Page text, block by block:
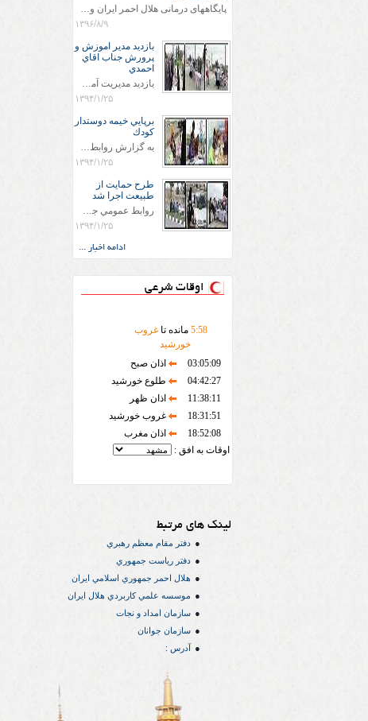
پایگاههای درمانی هلال احمر ایران وویزه اربعین حسینی
۱۳۹۶/۸/۹
بازديد مدير اموزش و
پرورش جناب اقاي
احمدي
بازديد مديريت آموزش و پروش جناب اقاي احمدي به همراه اعضاي ستاد اسكان آموزش و پروش شهرستان سرخس در ساعت 11:30 در مورخه 11/1/1394 صورت گرفت و مسئولین با حضور در پست مسافرين نوروزی كه جمعیت هلال احمر شهرستان از نزدیک در جریان روند اجرای طرح های قرار گرفتند .
۱۳۹۴/۱/۲۵
برپايي خيمه دوستدار
كودك
به گزارش روابط عمومي جمعيت هلال احمر شهرستان سرخس علاوه بر اجرای خدمات امدادی، راهنمایی های گردشگری و موقعیت های جغرافیایی و برپایی چادرهای سلامت به منظور سنجش رایگان فشار و قندخون مسافران، ، خيمه هايي.با عنوان دوستدار کودک تجهیزشده که دراین فضا کودکان مراجعه کننده از طریق نقاشی و سایر هنرهای تجسمی با مفاهیم جمعیت هلال احمر و اصول هفتگانه آن آشنا می شوند. به دليل حضور چشم گير كودكان و خانواده ها سعی شده در قالب های متناسب با سنین کودکان مراجعه کنند
۱۳۹۴/۱/۲۵
طرح حمايت از
طبيعت اجرا شد
روابط عمومي جمعيت هلال احمر سرخس جمعيت هلال احمر سرخس در روز طبيعت جوانان جمعيت هلال احمر سرخس در راستاي حفاظت و حمايت از محيط زيست با انگيزه داشتن طبيعت زيبا و بدون زباله و جهت فرهنگ سازي طرح حمايت از طبيعت را اجرا نمودند. اين طرح با رويكرد حمايتي و اموزشي در خصوص اشتي باطبيعت اجرا شد و در اين طرح 700 عدد كيسه زباله وبروشور در خروجي هاي شهر بين همشهريان و مسافرين نوروزي توزيع گرديد و در راه بازگشت كيسه هاي زباله توسط همشهريان به مامورين محترم شهرداري مستقر در ورودي شهر
۱۳۹۴/۱/۲۵
ادامه اخبار ...
اوقات شرعی
5:58 مانده تاغروب
خورشید
03:05:09
اذان صبح
04:42:27
طلوع خورشید
11:38:11
اذان ظهر
18:31:51
غروب خورشید
18:52:08
اذان مغرب
اوقات به افق :
لینک های مرتبط
دفتر مقام معظم رهبري
دفتر رياست جمهوري
هلال احمر جمهوري اسلامي ايران
موسسه علمي كاربردي هلال ایران
سازمان امداد و نجات
سازمان جوانان
آدرس :